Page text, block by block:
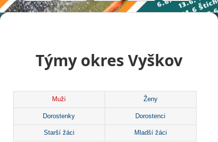
Týmy okres Vyškov
Muži Ženy
Dorostenky Dorostenci
Starší žáci Mladší žáci